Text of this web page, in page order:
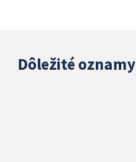
Dôležité oznamy